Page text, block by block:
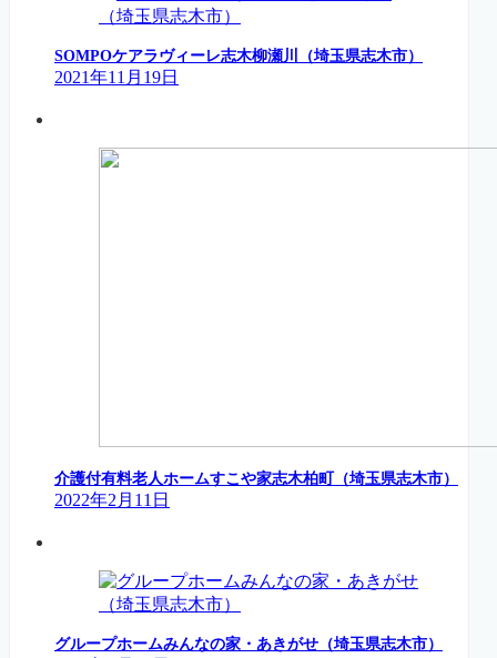
SOMPOケアラヴィーレ志木柳瀬川（埼玉県志木市）
2021年11月19日
介護付有料老人ホームすこや家志木柏町（埼玉県志木市）
2022年2月11日
グループホームみんなの家・あきがせ（埼玉県志木市）